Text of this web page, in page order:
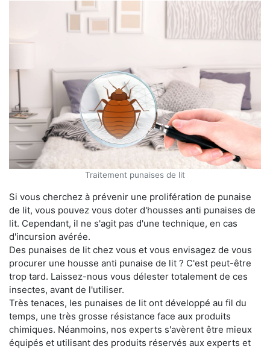
Traitement punaises de lit
Si vous cherchez à prévenir une prolifération de punaise
de lit, vous pouvez vous doter d'housses anti punaises de
lit. Cependant, il ne s'agit pas d'une technique, en cas
d'incursion avérée.
Des punaises de lit chez vous et vous envisagez de vous
procurer une housse anti punaise de lit ? C'est peut-être
trop tard. Laissez-nous vous délester totalement de ces
insectes, avant de l'utiliser.
Très tenaces, les punaises de lit ont développé au fil du
temps, une très grosse résistance face aux produits
chimiques. Néanmoins, nos experts s'avèrent être mieux
équipés et utilisant des produits réservés aux experts et